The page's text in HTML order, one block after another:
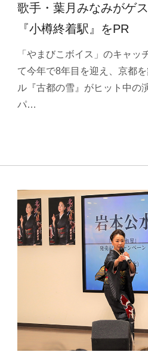
歌手・葉月みなみがゲ
『小樽終着駅』をPR
「やまびこボイス」のキャッ
て今年で8年目を迎え、京都
ル『古都の雪』がヒット中の
パ…